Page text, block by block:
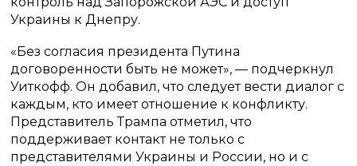
Украины к Днепру.
«Без согласия президента Путина
договоренности быть не может», — подчеркнул
Уиткофф. Он добавил, что следует вести диалог с
каждым, кто имеет отношение к конфликту.
Представитель Трампа отметил, что
поддерживает контакт не только с
представителями Украины и России, но и с